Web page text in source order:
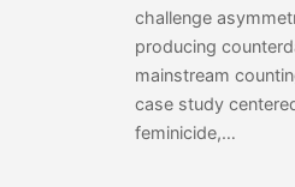
challenge
producing
mainstream
case study
feminicide,…